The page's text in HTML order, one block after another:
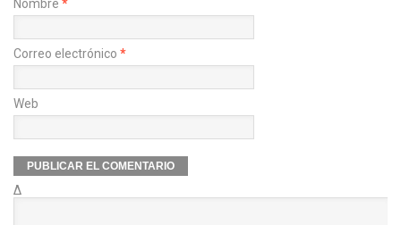
Nombre *
Correo electrónico *
Web
Δ